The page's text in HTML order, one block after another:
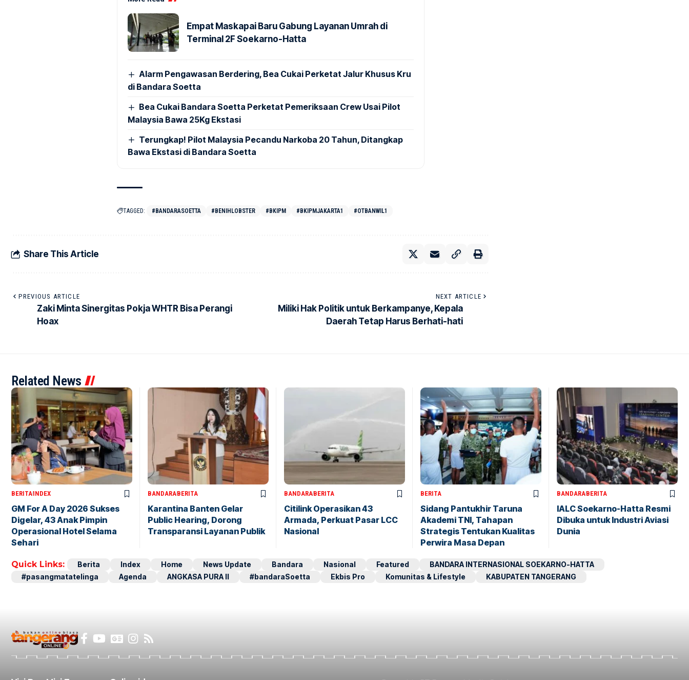
Empat Maskapai Baru Gabung Layanan Umrah di
Terminal 2F Soekarno-Hatta
Alarm Pengawasan Berdering, Bea Cukai Perketat Jalur Khusus Kru
di Bandara Soetta
Bea Cukai Bandara Soetta Perketat Pemeriksaan Crew Usai Pilot
Malaysia Bawa 25Kg Ekstasi
Terungkap! Pilot Malaysia Pecandu Narkoba 20 Tahun, Ditangkap
Bawa Ekstasi di Bandara Soetta
TAGGED: #BANDARASOETTA #BENIHLOBSTER #BKIPM #BKIPMJAKARTA1 #OTBANWIL1
Share This Article
PREVIOUS ARTICLE
Zaki Minta Sinergitas Pokja WHTR Bisa Perangi
Hoax
NEXT ARTICLE
Miliki Hak Politik untuk Berkampanye, Kepala
Daerah Tetap Harus Berhati-hati
Related News
BERITAINDEX
GM For A Day 2026 Sukses
Digelar, 43 Anak Pimpin
Operasional Hotel Selama
Sehari
BANDARABERITA
Karantina Banten Gelar
Public Hearing, Dorong
Transparansi Layanan Publik
BANDARABERITA
Citilink Operasikan 43
Armada, Perkuat Pasar LCC
Nasional
BERITA
Sidang Pantukhir Taruna
Akademi TNI, Tahapan
Strategis Tentukan Kualitas
Perwira Masa Depan
BANDARABERITA
IALC Soekarno-Hatta Resmi
Dibuka untuk Industri Aviasi
Dunia
Quick Links: Berita Index Home News Update Bandara Nasional Featured
BANDARA INTERNASIONAL SOEKARNO-HATTA
#pasangmatatelinga
Agenda ANGKASA PURA II #bandaraSoetta Ekbis Pro Komunitas & Lifestyle KABUPATEN TANGERANG